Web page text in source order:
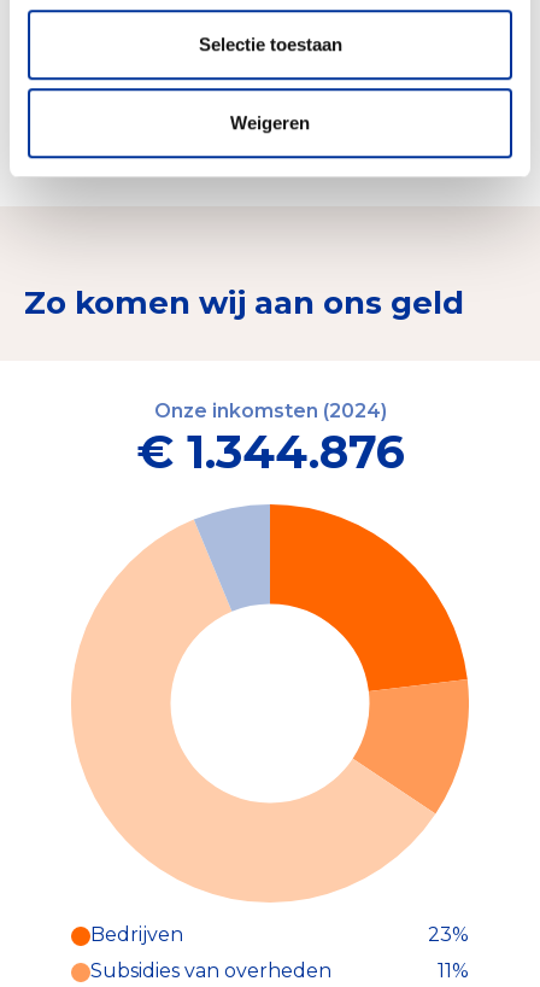
Selectie toestaan
Weigeren
medegefinancierde project HOME for the
future, met veel aandacht voor houtbouw in
sociale woningbouw.
Zo komen wij aan ons geld
Onze inkomsten (2024)
€ 1.344.876
Bedrijven
23%
Subsidies van overheden
11%